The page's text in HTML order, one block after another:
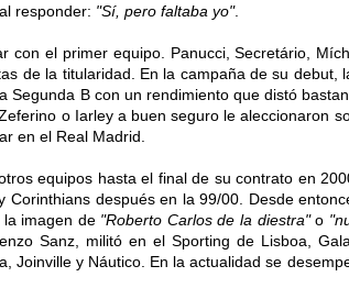
al responder: "Sí, pero faltaba yo".
con el primer equipo. Panucci, Secretário,
de la titularidad. En la campaña de su debut,
Segunda B con un rendimiento que distó
o Iarley a buen seguro le aleccionaron
en el Real Madrid.
equipos hasta el final de su contrato en
después en la 99/00. Desde
imagen de "Roberto Carlos de la diestra"o
Sanz, militó en el Sporting de Lisboa,
Joinville y Náutico. En la actualidad se